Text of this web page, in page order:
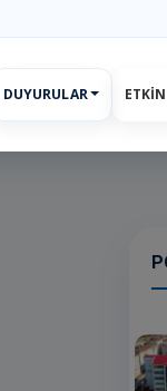
DUYURULAR